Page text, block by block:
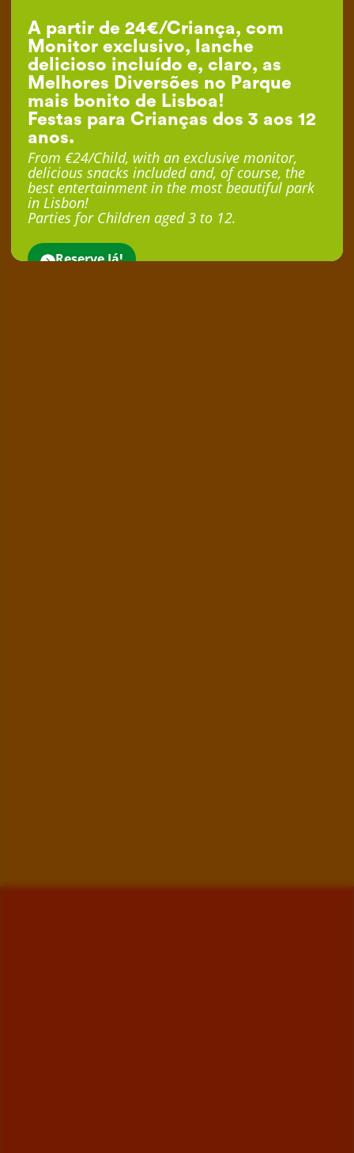
A partir de 24€/Criança, com
Monitor exclusivo, lanche
delicioso incluído e, claro, as
Melhores Diversões no Parque
mais bonito de Lisboa!
Festas para Crianças dos 3 aos 12
anos.
From €24/Child, with an exclusive monitor,
delicious snacks included and, of course, the
best entertainment in the most beautiful park
in Lisbon!
Parties for Children aged 3 to 12.
Reserve Já!